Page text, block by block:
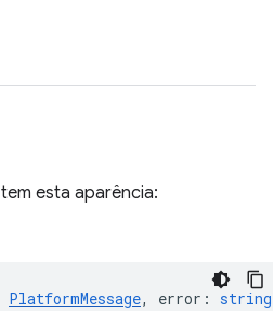
tem esta aparência:
PlatformMessage, error : string